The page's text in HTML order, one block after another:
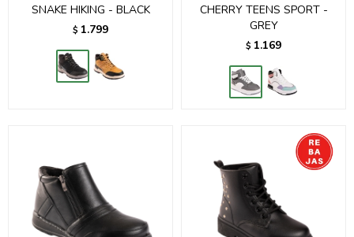
SNAKE HIKING - BLACK
$ 1.799
CHERRY TEENS SPORT -
GREY
$ 1.169